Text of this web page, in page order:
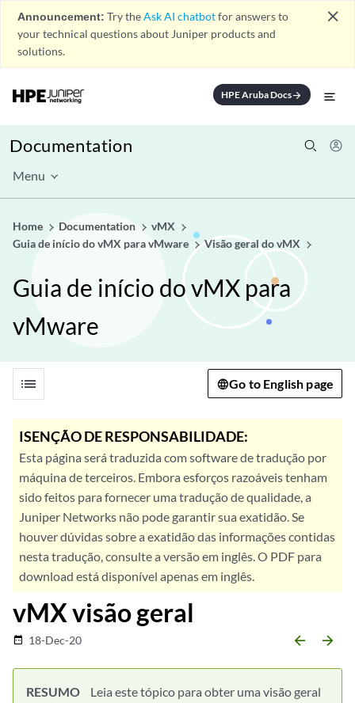
Announcement: Try theAsk AI chatbotfor answers to
your technical questions about Juniper products and
solutions.
close
HPE Aruba Docsarrow_forward
Documentation
Menu
Home Documentation
vMX
Guia de início do vMX para vMware
Visão geral do vMX
Guia de início do vMX para
vMware
list Go to English page
ISENÇÃO DE RESPONSABILIDADE:
Esta página será traduzida com software de tradução por
máquina de terceiros. Embora esforços razoáveis tenham
sido feitos para fornecer uma tradução de qualidade, a
Juniper Networks não pode garantir sua exatidão. Se
houver dúvidas sobre a exatidão das informações contidas
nesta tradução, consulte a versão em inglês. O PDF para
download está disponível apenas em inglês.
vMX visão geral
date_range 18-Dec-20 arrow_backward arrow_forward
RESUMO
Leia este tópico para obter uma visão geral